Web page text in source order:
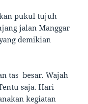
pukul tujuh
jalan Manggar
demikian
tas besar. Wajah
saja. Hari
kegiatan